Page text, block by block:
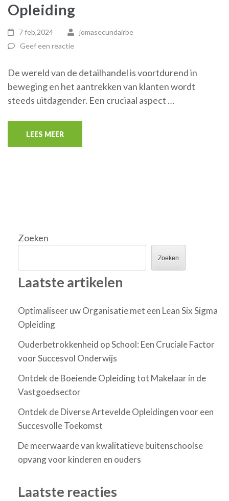
Opleiding
7 feb,2024
jomasecundairbe
Geef een reactie
De wereld van de detailhandel is voortdurend in
beweging en het aantrekken van klanten wordt
steeds uitdagender. Een cruciaal aspect …
LEES MEER
Zoeken
Zoeken
Laatste artikelen
Optimaliseer uw Organisatie met een Lean Six Sigma
Opleiding
Ouderbetrokkenheid op School: Een Cruciale Factor
voor Succesvol Onderwijs
Ontdek de Boeiende Opleiding tot Makelaar in de
Vastgoedsector
Ontdek de Diverse Artevelde Opleidingen voor een
Succesvolle Toekomst
De meerwaarde van kwalitatieve buitenschoolse
opvang voor kinderen en ouders
Laatste reacties